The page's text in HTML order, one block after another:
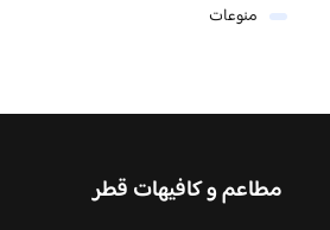
منوعات
مطاعم و كافيهات قطر